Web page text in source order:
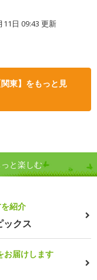
11日 09:43 更新
東】をもっと見
と楽しむ
紹介
ックス
お届けします